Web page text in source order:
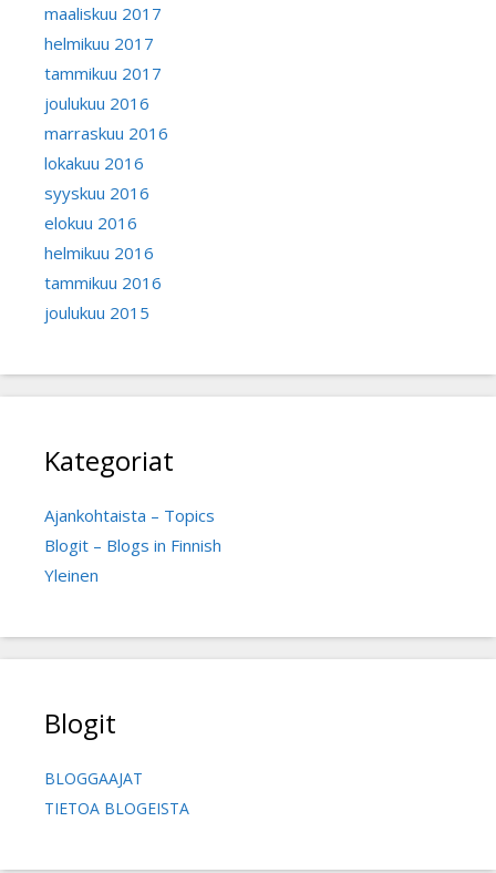
maaliskuu 2017
helmikuu 2017
tammikuu 2017
joulukuu 2016
marraskuu 2016
lokakuu 2016
syyskuu 2016
elokuu 2016
helmikuu 2016
tammikuu 2016
joulukuu 2015
Kategoriat
Ajankohtaista – Topics
Blogit – Blogs in Finnish
Yleinen
Blogit
BLOGGAAJAT
TIETOA BLOGEISTA